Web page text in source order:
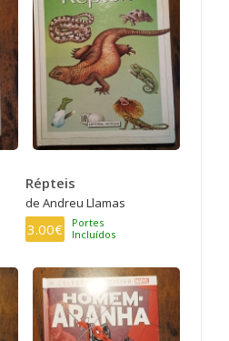
Répteis
de Andreu Llamas
3.00€
Portes
Incluídos